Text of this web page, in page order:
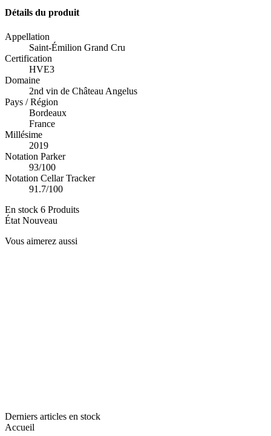
Détails du produit
Appellation
Saint-Émilion Grand Cru
Certification
HVE3
Domaine
2nd vin de Château Angelus
Pays / Région
Bordeaux
France
Millésime
2019
Notation Parker
93/100
Notation Cellar Tracker
91.7/100
En stock 6 Produits
État Nouveau
Vous aimerez aussi
Derniers articles en stock
Accueil